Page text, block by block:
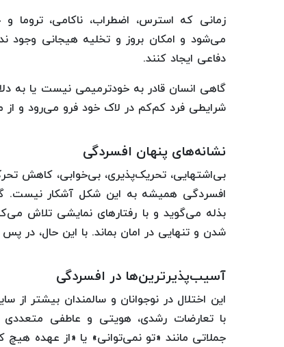
زمانی که استرس، اضطراب، ناکامی، تروما و
می‌شود و امکان بروز و تخلیه هیجانی وجود
دفاعی ایجاد کنند.
گاهی انسان قادر به خودترمیمی نیست یا به
شرایطی فرد کم‌کم در لاک خود فرو می‌رود و
نشانه‌های پنهان افسردگی
بی‌اشتهایی، تحریک‌پذیری، بی‌خوابی، کاهش
افسردگی همیشه به این شکل آشکار نیست.
بذله می‌گوید و با رفتارهای نمایشی تلاش
شدن و تنهایی در امان بماند. با این حال، در
آسیب‌پذیرترین‌ها در افسردگی
این اختلال در نوجوانان و سالمندان بیشتر از
با تعارضات رشدی، هویتی و عاطفی متعددی
جملاتی مانند «تو نمی‌توانی» یا «از عهده